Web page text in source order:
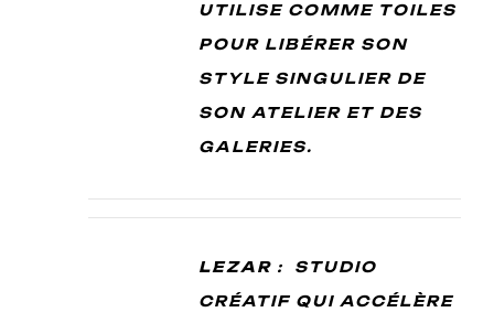
UTILISE COMME TOILES
POUR LIBÉRER SON
STYLE SINGULIER DE
SON ATELIER ET DES
GALERIES.
LEZAR: STUDIO
CRÉATIF QUI ACCÉLÈRE